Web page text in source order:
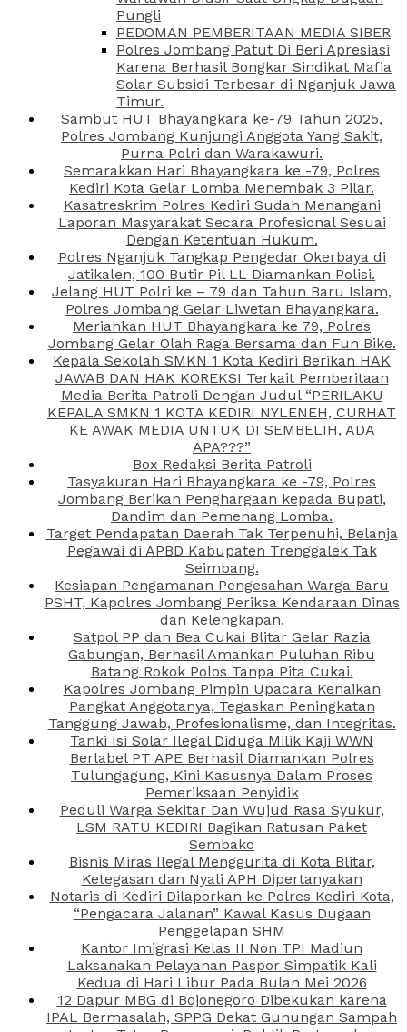
Pungli
PEDOMAN PEMBERITAAN MEDIA SIBER
Polres Jombang Patut Di Beri Apresiasi
Karena Berhasil Bongkar Sindikat Mafia
Solar Subsidi Terbesar di Nganjuk Jawa
Timur.
Sambut HUT Bhayangkara ke-79 Tahun 2025,
Polres Jombang Kunjungi Anggota Yang Sakit,
Purna Polri dan Warakawuri.
Semarakkan Hari Bhayangkara ke -79, Polres
Kediri Kota Gelar Lomba Menembak 3 Pilar.
Kasatreskrim Polres Kediri Sudah Menangani
Laporan Masyarakat Secara Profesional Sesuai
Dengan Ketentuan Hukum.
Polres Nganjuk Tangkap Pengedar Okerbaya di
Jatikalen, 100 Butir Pil LL Diamankan Polisi.
Jelang HUT Polri ke – 79 dan Tahun Baru Islam,
Polres Jombang Gelar Liwetan Bhayangkara.
Meriahkan HUT Bhayangkara ke 79, Polres
Jombang Gelar Olah Raga Bersama dan Fun Bike.
Kepala Sekolah SMKN 1 Kota Kediri Berikan HAK
JAWAB DAN HAK KOREKSI Terkait Pemberitaan
Media Berita Patroli Dengan Judul “PERILAKU
KEPALA SMKN 1 KOTA KEDIRI NYLENEH, CURHAT
KE AWAK MEDIA UNTUK DI SEMBELIH, ADA
APA???”
Box Redaksi Berita Patroli
Tasyakuran Hari Bhayangkara ke -79, Polres
Jombang Berikan Penghargaan kepada Bupati,
Dandim dan Pemenang Lomba.
Target Pendapatan Daerah Tak Terpenuhi, Belanja
Pegawai di APBD Kabupaten Trenggalek Tak
Seimbang.
Kesiapan Pengamanan Pengesahan Warga Baru
PSHT, Kapolres Jombang Periksa Kendaraan Dinas
dan Kelengkapan.
Satpol PP dan Bea Cukai Blitar Gelar Razia
Gabungan, Berhasil Amankan Puluhan Ribu
Batang Rokok Polos Tanpa Pita Cukai.
Kapolres Jombang Pimpin Upacara Kenaikan
Pangkat Anggotanya, Tegaskan Peningkatan
Tanggung Jawab, Profesionalisme, dan Integritas.
Tanki Isi Solar Ilegal Diduga Milik Kaji WWN
Berlabel PT APE Berhasil Diamankan Polres
Tulungagung, Kini Kasusnya Dalam Proses
Pemeriksaan Penyidik
Peduli Warga Sekitar Dan Wujud Rasa Syukur,
LSM RATU KEDIRI Bagikan Ratusan Paket
Sembako
Bisnis Miras Ilegal Menggurita di Kota Blitar,
Ketegasan dan Nyali APH Dipertanyakan
Notaris di Kediri Dilaporkan ke Polres Kediri Kota,
“Pengacara Jalanan” Kawal Kasus Dugaan
Penggelapan SHM
Kantor Imigrasi Kelas II Non TPI Madiun
Laksanakan Pelayanan Paspor Simpatik Kali
Kedua di Hari Libur Pada Bulan Mei 2026
12 Dapur MBG di Bojonegoro Dibekukan karena
IPAL Bermasalah, SPPG Dekat Gunungan Sampah